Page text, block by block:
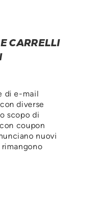
CARRELLI
di e-mail
diverse
scopo di
coupon
nuovi